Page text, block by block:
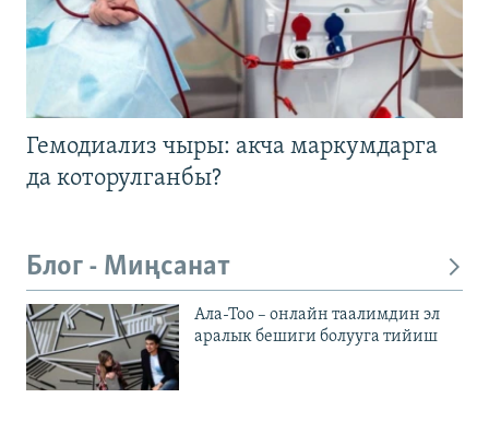
Гемодиализ чыры: акча маркумдарга
да которулганбы?
Блог - Миңсанат
Ала-Тоо – онлайн таалимдин эл
аралык бешиги болууга тийиш